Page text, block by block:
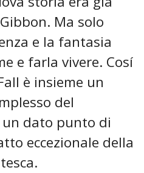
Ma solo
e la fantasia
e farla vivere. Cosí
è insieme un
del
un dato punto di
eccezionale della